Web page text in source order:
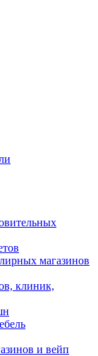
магазинов
клиник,
и вейп